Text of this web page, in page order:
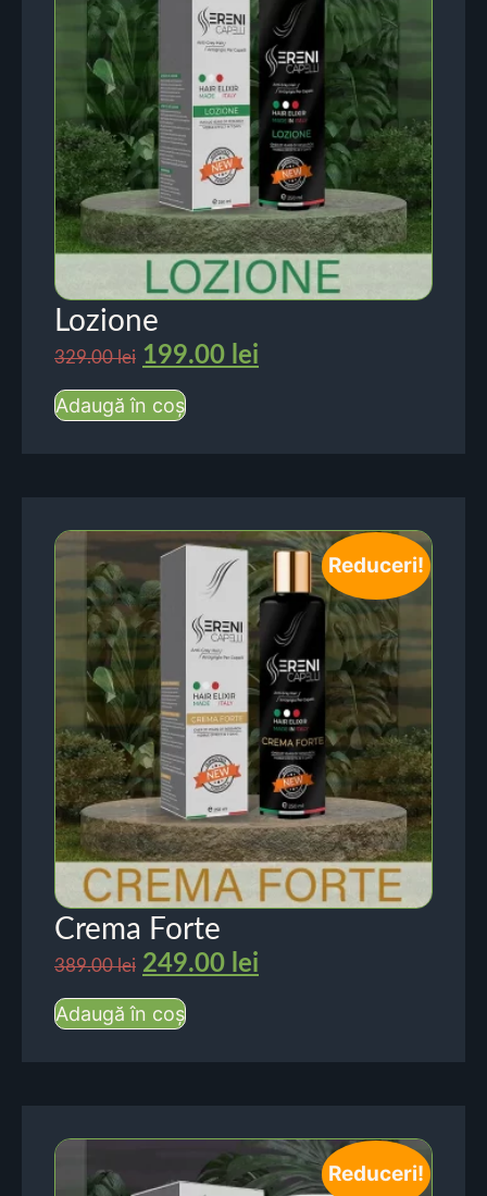
Lozione
329.00lei 199.00 lei
Adaugă în coș
Reduceri!
Crema Forte
389.00lei 249.00 lei
Adaugă în coș
Reduceri!